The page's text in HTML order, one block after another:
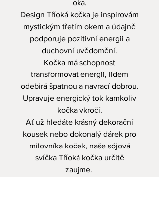
oka.
Design Tříoká kočka je inspirovám
mystickým třetím okem a údajně
podporuje pozitivní energii a
duchovní uvědomění.
Kočka má schopnost
transformovat energii, lidem
odebirá špatnou a navrací dobrou.
Upravuje energický tok kamkoliv
kočka vkročí.
Ať už hledáte krásný dekorační
kousek nebo dokonalý dárek pro
milovníka koček, naše sójová
svíčka Tříoká kočka určitě
zaujme.